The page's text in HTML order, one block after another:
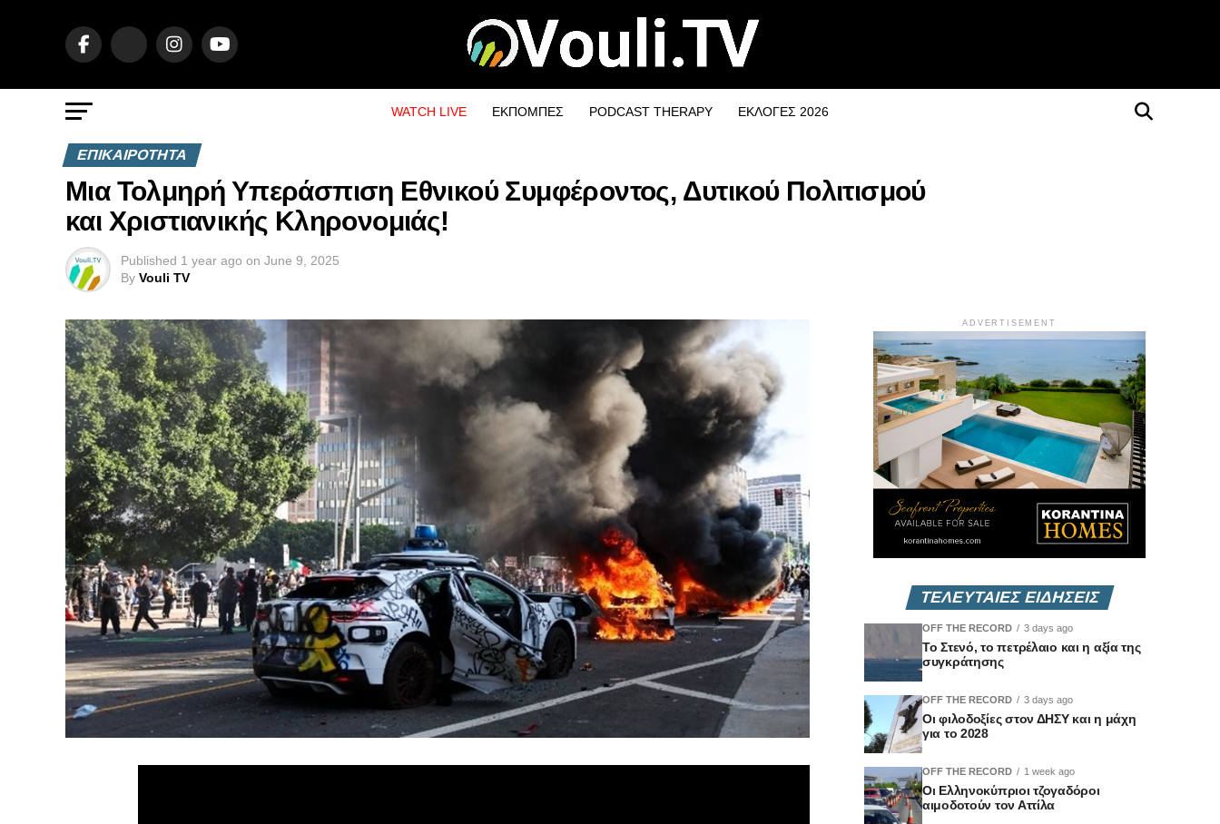
WATCH LIVE ΕΚΠΟΜΠΕΣ PODCAST THERAPY ΕΚΛΟΓΕΣ 2026
ΕΠΙΚΑΙΡΟΤΗΤΑ
Μια Τολμηρή Υπεράσπιση Εθνικού Συμφέροντος, Δυτικού Πολιτισμού
και Χριστιανικής Κληρονομιάς!
Published 1 year ago on June 9, 2025
By Vouli TV
ADVERTISEMENT
ΤΕΛΕΥΤΑΙΕΣ ΕΙΔΗΣΕΙΣ
OFF THE RECORD 3 days ago
Το Στενό, το πετρέλαιο και η αξία της
συγκράτησης
OFF THE RECORD 3 days ago
Οι φιλοδοξίες στον ΔΗΣΥ και η μάχη
για το 2028
OFF THE RECORD 1 week ago
Οι Ελληνοκύπριοι τζογαδόροι
αιμοδοτούν τον Αττίλα